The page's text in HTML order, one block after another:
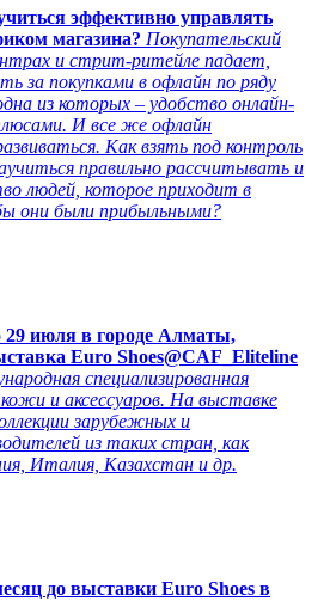
эффективно управлять
магазина? Покупательский
и стрит-ритейле падает,
за покупками в офлайн по ряду
из которых – удобство онлайн-
И все же офлайн
Как взять под контроль
правильно рассчитывать и
людей, которое приходит в
они были прибыльными?
29 июля в городе Алматы,
Euro Shoes@CAF_Eliteline
специализированная
и аксессуаров. На выставке
зарубежных и
из таких стран, как
Италия, Казахстан и др.
до выставки Euro Shoes в